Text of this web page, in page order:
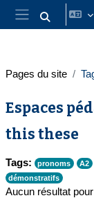
Passer au contenu
Panneau
Activer/
Pages du site
Espaces
this these
Tags: pronoms A2
démonstratifs
Aucun résultat